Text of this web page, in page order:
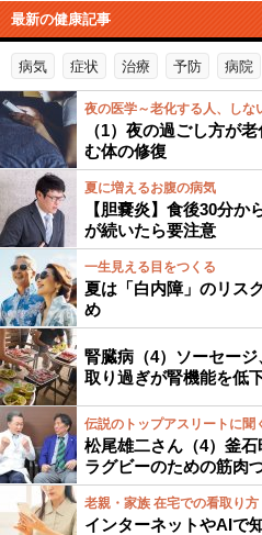
最新の健康記事
病気 症状 治療 予防 病院
夜の医学～老化する人、しな
（1）夜の過ごし方が
む体の修復
夏に増えるお腹の病気
【胆嚢炎】食後30分か
が続いたら要注意
一生見える目をつくる
夏は「白内障」のリス
め
腎臓病（4）ソーセー
取り過ぎが腎機能を低
伝説のトップアスリートに聞
松尾雄二さん（4）釜
ラグビーのための筋肉
老親・家族 在宅での看取り方
インターネットやAIで